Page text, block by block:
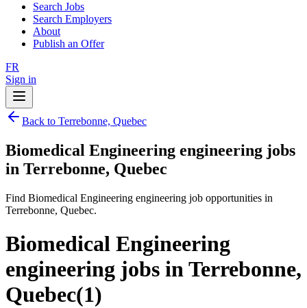
Search Jobs
Search Employers
About
Publish an Offer
FR
Sign in
Back to Terrebonne, Quebec
Biomedical Engineering engineering jobs
in Terrebonne, Quebec
Find Biomedical Engineering engineering job opportunities in
Terrebonne, Quebec.
Biomedical Engineering
engineering jobs in Terrebonne,
Quebec(1)